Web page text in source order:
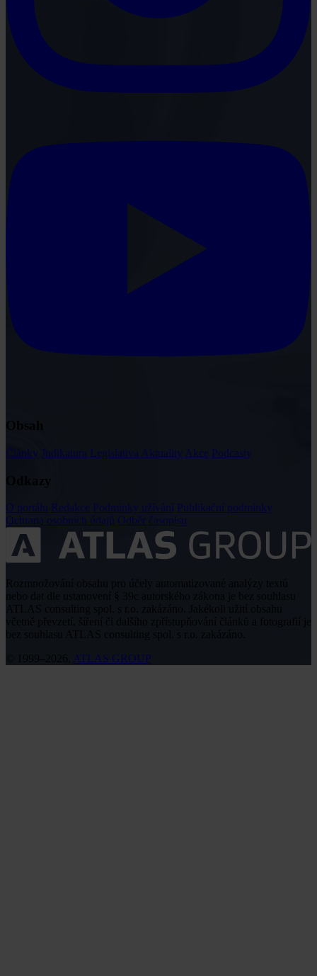
Články Judikatura Legislativa Aktuality Akce Podcasty
O portálu Redakce Podmínky užívání Publikační podmínky
Ochrana osobních údajů Odběr časopisu
včetně převzetí, šíření či dalšího zpřístupňování článků a fotografií je
ATLAS GROUP